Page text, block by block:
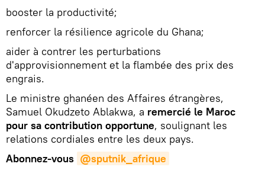
booster la productivité;
renforcer la résilience agricole du Ghana;
aider à contrer les perturbations
d'approvisionnement et la flambée des prix des
engrais.
Le ministre ghanéen des Affaires étrangères,
Samuel Okudzeto Ablakwa, a remercié le Maroc
pour sa contribution opportune, soulignant les
relations cordiales entre les deux pays.
Abonnez-vous @sputnik_afrique